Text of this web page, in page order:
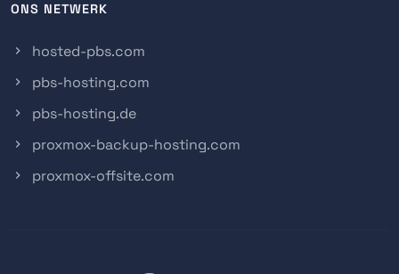
ONS NETWERK
hosted-pbs.com
pbs-hosting.com
pbs-hosting.de
proxmox-backup-hosting.com
proxmox-offsite.com